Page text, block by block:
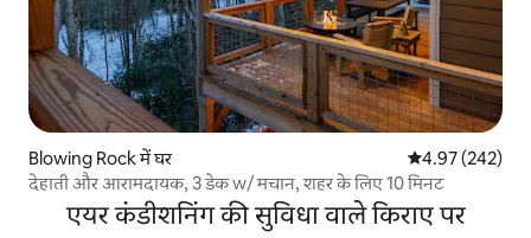
Blowing Rock में घर औसत रेटिंग 5 में से
4.97 (242)
देहाती और आरामदायक, 3 डेक w/ मचान, शहर के लिए 10 मिनट
एयर कंडीशनिंग की सुविधा वाले किराए पर